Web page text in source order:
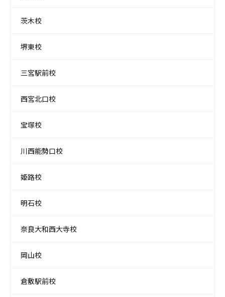
茨木校
堺東校
三宮駅前校
西宮北口校
宝塚校
川西能勢口校
姫路校
明石校
奈良大和西大寺校
岡山校
倉敷駅前校